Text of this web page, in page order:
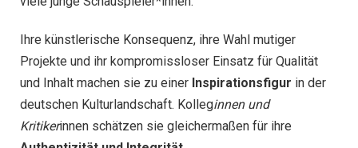
Ihre künstlerische Konsequenz, ihre Wahl mutiger
Projekte und ihr kompromissloser Einsatz für Qualität
und Inhalt machen sie zu einer Inspirationsfigur in der
deutschen Kulturlandschaft. Kolleginnen und
Kritikerinnen schätzen sie gleichermaßen für ihre